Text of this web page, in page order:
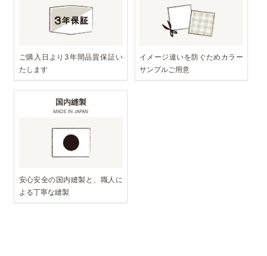
ご購入日より3年間品質保証い
たします
イメージ違いを防ぐためカラー
サンプルご用意
国内縫製
MADE IN JAPAN
安心安全の国内縫製と、職人に
よる丁寧な縫製